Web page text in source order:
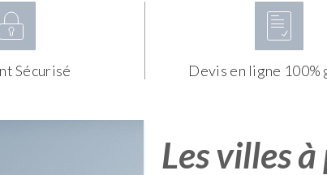
Sécurisé Devis en ligne
Les villes